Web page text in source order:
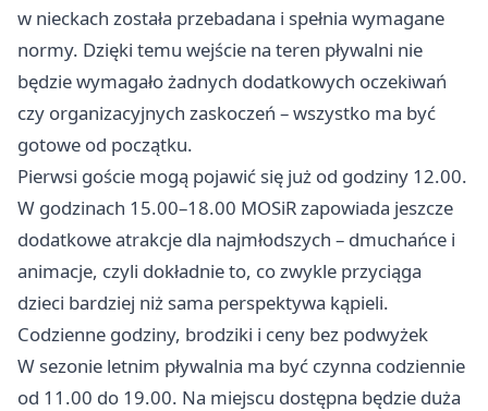
w nieckach została przebadana i spełnia wymagane
normy. Dzięki temu wejście na teren pływalni nie
będzie wymagało żadnych dodatkowych oczekiwań
czy organizacyjnych zaskoczeń – wszystko ma być
gotowe od początku.
Pierwsi goście mogą pojawić się już od godziny 12.00.
W godzinach 15.00–18.00 MOSiR zapowiada jeszcze
dodatkowe atrakcje dla najmłodszych – dmuchańce i
animacje, czyli dokładnie to, co zwykle przyciąga
dzieci bardziej niż sama perspektywa kąpieli.
Codzienne godziny, brodziki i ceny bez podwyżek
W sezonie letnim pływalnia ma być czynna codziennie
od 11.00 do 19.00. Na miejscu dostępna będzie duża